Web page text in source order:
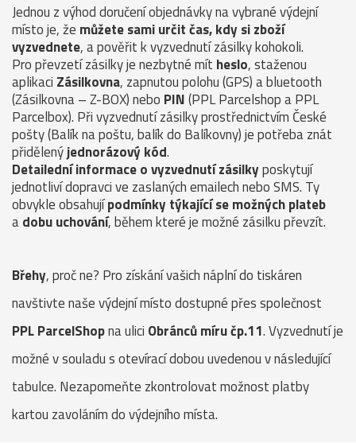
Jednou z výhod doručení objednávky na vybrané výdejní
místo je, že můžete sami určit čas, kdy si zboží
vyzvednete, a pověřit k vyzvednutí zásilky kohokoli.
Pro převzetí zásilky je nezbytné mít heslo, staženou
aplikaci Zásilkovna, zapnutou polohu (GPS) a bluetooth
(Zásilkovna – Z-BOX) nebo PIN(PPL Parcelshop a PPL
Parcelbox). Při vyzvednutí zásilky prostřednictvím České
pošty (Balík na poštu, balík do Balíkovny) je potřeba znát
přidělenýjednorázový kód.
Detailední informace o vyzvednutí zásilkyposkytují
jednotliví dopravci ve zaslaných emailech nebo SMS. Ty
obvykle obsahujípodmínky týkající se možných plateb
adobu uchování, během které je možné zásilku převzít.
Břehy, proč ne? Pro získání vašich náplní do tiskáren
navštivte naše výdejní místo dostupné přes společnost
PPL ParcelShopna ulici Obránců míru čp.11. Vyzvednutí je
možné v souladu s otevírací dobou uvedenou v následující
tabulce. Nezapomeňte zkontrolovat možnost platby
kartou zavoláním do výdejního místa.